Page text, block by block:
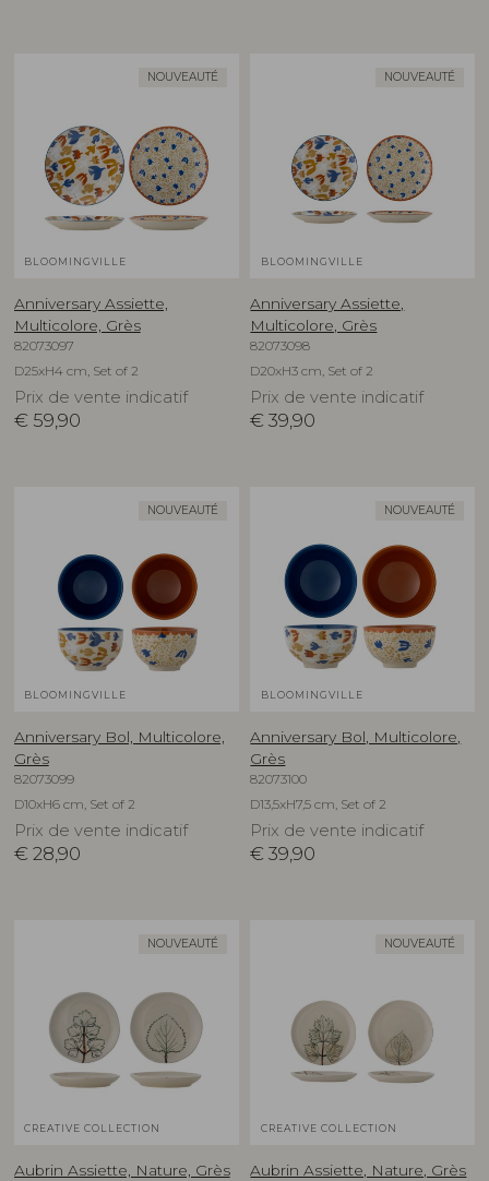
NOUVEAUTÉ
BLOOMINGVILLE
Anniversary Assiette,
Multicolore, Grès
82073097
D25xH4 cm, Set of 2
Prix de vente indicatif
€ 59,90
NOUVEAUTÉ
BLOOMINGVILLE
Anniversary Assiette,
Multicolore, Grès
82073098
D20xH3 cm, Set of 2
Prix de vente indicatif
€ 39,90
NOUVEAUTÉ
BLOOMINGVILLE
Anniversary Bol, Multicolore,
Grès
82073099
D10xH6 cm, Set of 2
Prix de vente indicatif
€ 28,90
NOUVEAUTÉ
BLOOMINGVILLE
Anniversary Bol, Multicolore,
Grès
82073100
D13,5xH7,5 cm, Set of 2
Prix de vente indicatif
€ 39,90
NOUVEAUTÉ
CREATIVE COLLECTION
Aubrin Assiette, Nature, Grès
NOUVEAUTÉ
CREATIVE COLLECTION
Aubrin Assiette, Nature, Grès